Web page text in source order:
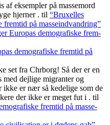
af eksempler på massemord
hjerner . til “Bruxelles
frem­tid på masse­indvandring”
Europas demo­grafiske frem­
demo­grafiske frem­tid på
set fra Chrborg! Så der er en
dejlige migranter og
ikke er nær så kedelige som de
der ikke er meget fut i . til
frem­tid på masse­